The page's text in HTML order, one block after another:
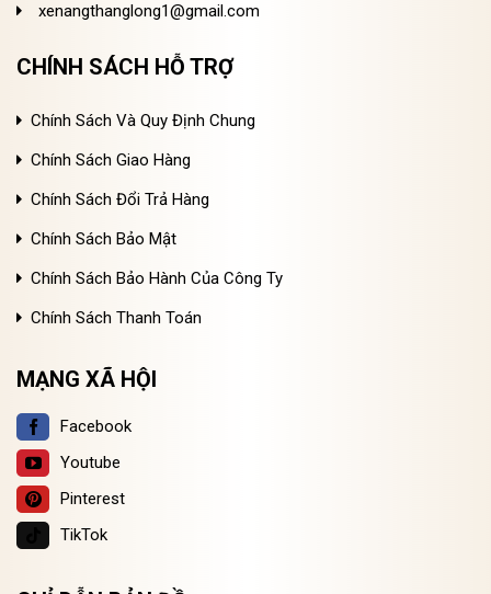
xenangthanglong1@gmail.com
CHÍNH SÁCH HỖ TRỢ
Chính Sách Và Quy Định Chung
Chính Sách Giao Hàng
Chính Sách Đổi Trả Hàng
Chính Sách Bảo Mật
Chính Sách Bảo Hành Của Công Ty
Chính Sách Thanh Toán
MẠNG XÃ HỘI
Facebook
Youtube
Pinterest
TikTok